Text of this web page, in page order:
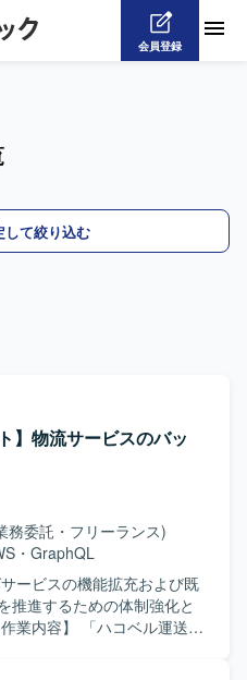
会員登録
して絞り込む
】物流サービスのバッ
務委託・フリーランス)
・ GraphQL
ービスの機能拡充および既
推進するための体制強化と